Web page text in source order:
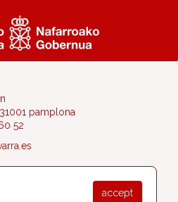
pamplona
52
accept